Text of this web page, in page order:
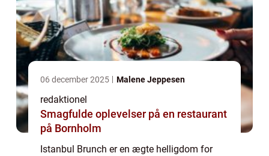
06 december 2025 Malene Jeppesen
redaktionel
Smagfulde oplevelser på en restaurant
på Bornholm
Istanbul Brunch er en ægte helligdom for